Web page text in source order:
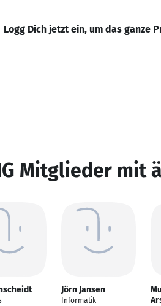
Logg Dich jetzt ein, um das ganze
Mitglieder mit
Jörn Jansen
Informatik